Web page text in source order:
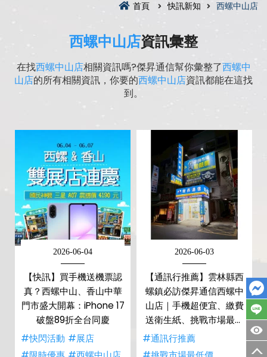
首頁 快訊新知 西螺中山店
西螺中山店資訊彙整
在找西螺中山店相關資訊嗎?傑昇通信幫你彙整了西螺中
山店的所有相關資訊，你要的西螺中山店資訊都能在這找
到。
2026-06-04
【快訊】買手機送機票認
真？西螺中山、香山中華
門市盛大開幕：iPhone 17
破盤89折全台同慶
#快閃活動 #展店
2026-06-03
【通訊行推薦】雲林縣西
螺鎮必訪傑昇通信西螺中
山店｜手機超便宜、繳費
送衛生紙、挑戰市場最低
價！
#通訊行推薦